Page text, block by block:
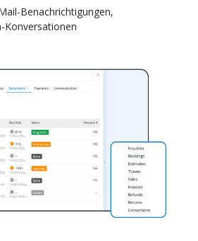
Benachrichtigungen,
Konversationen